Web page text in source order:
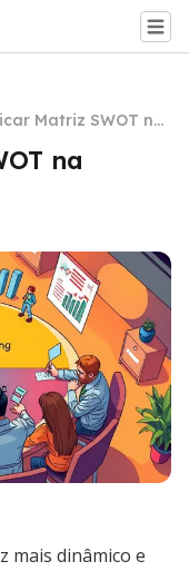
Matriz SWOT na
Riscosna
mais dinâmico e